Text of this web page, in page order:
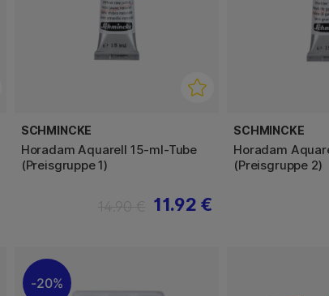
SCHMINCKE
Horadam Aquarell 15-ml-Tube
(Preisgruppe 1)
11.92 €
SCHMINCKE
Horadam
(Preisgruppe 2)
20%